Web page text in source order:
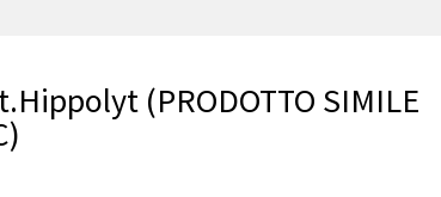
(PRODOTTO SIMILE